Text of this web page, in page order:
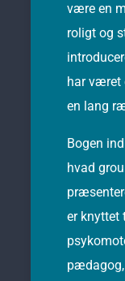
være en
roligt og
har været
en lang
Bogen
hvad
er knyttet
pædagog,